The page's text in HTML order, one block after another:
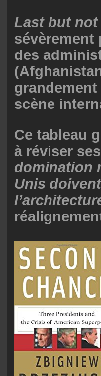
Last but not
sévèrement
des
scène
Ce tableau
à réviser
domination
Unis